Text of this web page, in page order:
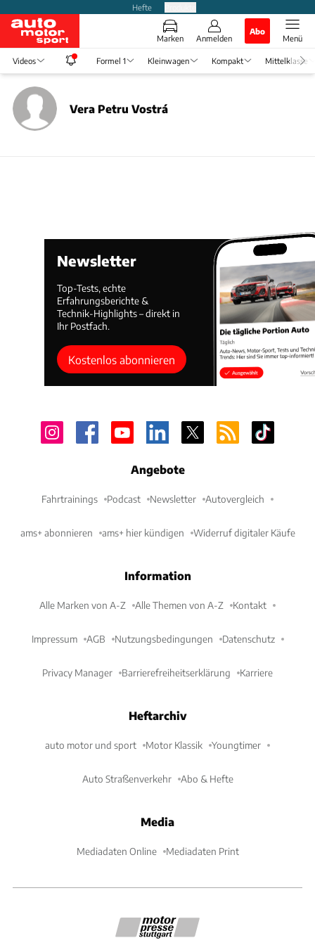
Hefte
Marken Anmelden
Abo
Menü
Videos Formel 1 Kleinwagen Kompakt Mittelklasse
Vera Petru Vostrá
Newsletter
Top-Tests, echte
Erfahrungsberichte &
Technik-Highlights – direkt in
Ihr Postfach.
Kostenlos abonnieren
Angebote
Fahrtrainings Podcast Newsletter Autovergleich
ams+ abonnieren ams+ hier kündigen Widerruf digitaler Käufe
Information
Alle Marken von A-Z Alle Themen von A-Z Kontakt
Impressum AGB Nutzungsbedingungen Datenschutz
Privacy Manager Barrierefreiheitserklärung Karriere
Heftarchiv
auto motor und sport Motor Klassik Youngtimer
Auto Straßenverkehr Abo & Hefte
Media
Mediadaten Online Mediadaten Print